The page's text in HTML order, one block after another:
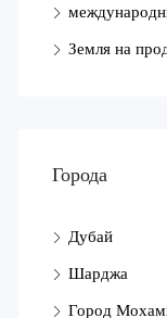
Земля на
Города
Дубай
Шарджа
Город